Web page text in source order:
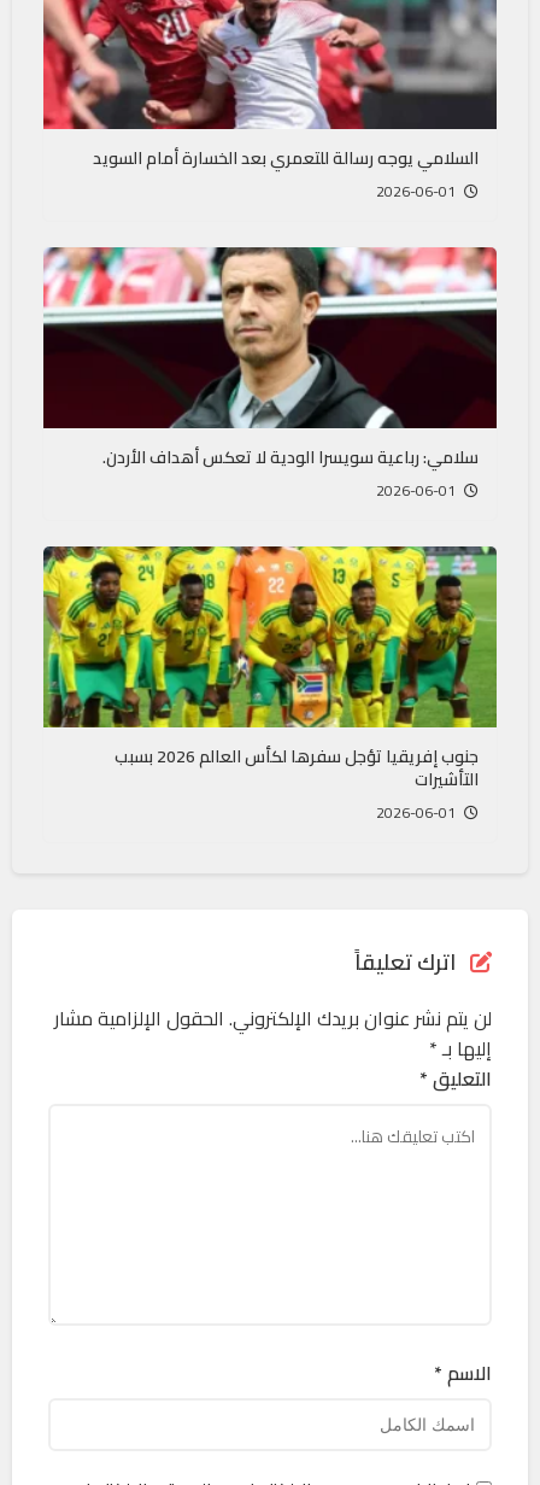
السلامي يوجه رسالة للتعمري بعد الخسارة أمام السويد
سلامي: رباعية سويسرا الودية لا تعكس أهداف الأردن.
جنوب إفريقيا تؤجل سفرها لكأس العالم 2026 بسبب
التأشيرات
اترك تعليقاً
لن يتم نشر عنوان بريدك الإلكتروني. الحقول الإلزامية مشار
إليها بـ*
التعليق *
الاسم *